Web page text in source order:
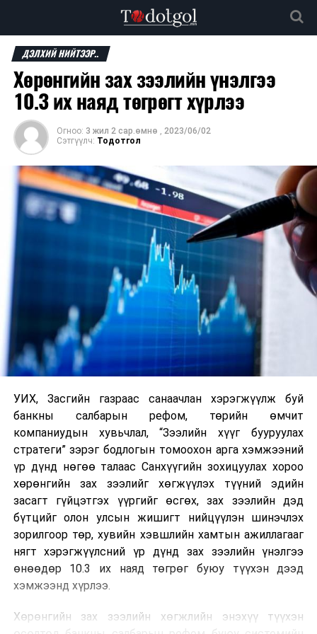
ДЭЛХИЙ НИЙТЭЭР..
Хөрөнгийн зах зээлийн үнэлгээ
10.3 их наяд төгрөгт хүрлээ
Огноо: 3 жил 2 сар.өмнө , 2023/06/02
Сэтгүүлч: Тодотгол
УИХ, Засгийн газраас санаачлан хэрэгжүүлж буй
банкны салбарын рефом, төрийн өмчит
компаниудын хувьчлал, “Зээлийн хүүг бууруулах
стратеги” зэрэг бодлогын томоохон арга хэмжээний
үр дүнд нөгөө талаас Санхүүгийн зохицуулах хороо
хөрөнгийн зах зээлийг хөгжүүлэх түүний эдийн
засагт гүйцэтгэх үүргийг өсгөх, зах зээлийн дэд
бүтцийг олон улсын жишигт нийцүүлэн шинэчлэх
зорилгоор төр, хувийн хэвшлийн хамтын ажиллагааг
нягт хэрэгжүүлсний үр дүнд зах зээлийн үнэлгээ
өнөөдөр 10.3 их наяд төгрөг буюу түүхэн дээд
хэмжээнд хүрлээ.
Хөрөнгийн зах зээлийн хөгжлийн энэхүү түүхэн